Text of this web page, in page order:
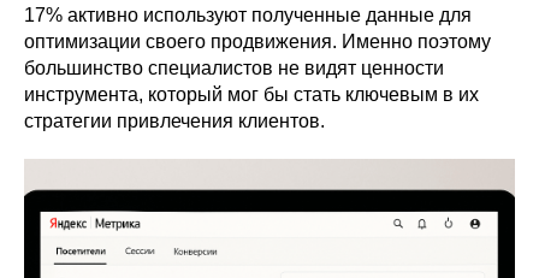
17% активно используют полученные данные для
оптимизации своего продвижения. Именно поэтому
большинство специалистов не видят ценности
инструмента, который мог бы стать ключевым в их
стратегии привлечения клиентов.